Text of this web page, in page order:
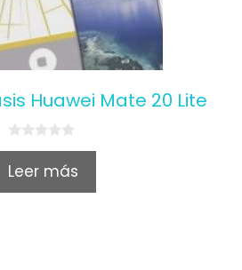
Huawei Mate 20 Lite
0
u
Leer más